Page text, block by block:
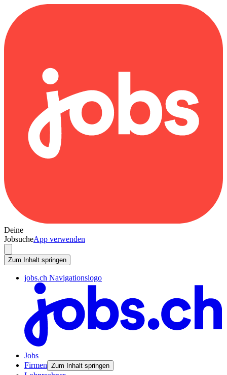
Deine
JobsucheApp verwenden
Zum Inhalt springen
jobs.ch Navigationslogo
Jobs
Firmen Zum Inhalt springen